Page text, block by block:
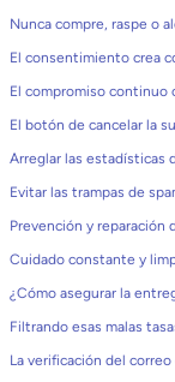
Nunca compre, raspe o
El consentimiento crea
El compromiso continuo
El botón de cancelar la
Arreglar las estadísticas
Evitar las trampas de
Prevención y reparación
Cuidado constante y
¿Cómo asegurar la
Filtrando esas malas
La verificación del